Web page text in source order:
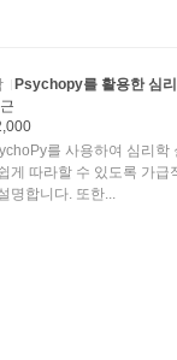
Psychopy를 활용한 심
를 사용하여 심리
게 따라할 수 있도록 가
명합니다. 또한...